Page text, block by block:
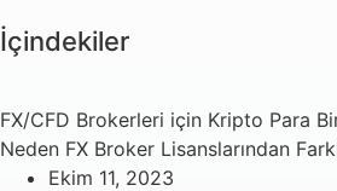
İçindekiler
FX/CFD Brokerleri için Kripto Para
Neden FX Broker Lisanslarından
Ekim 11, 2023